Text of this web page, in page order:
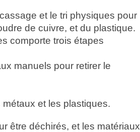
et le tri physiques pour
de cuivre, et du plastique.
comporte trois étapes
manuels pour retirer le
et les plastiques.
être déchirés, et les matériaux